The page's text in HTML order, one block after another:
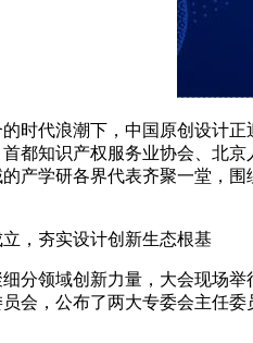
代浪潮下，中国原创设计正
都知识产权服务业协会、北
产学研各界代表齐聚一堂，
，夯实设计创新生态根基
领域创新力量，大会现场举
会，公布了两大专委会主任